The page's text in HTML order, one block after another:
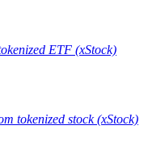
احصل على مكافآت
ETF (xStock)
tokenized stock (xStock)